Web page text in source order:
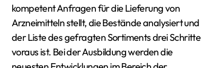
kompetent Anfragen für die Lieferung von
Arzneimitteln stellt, die Bestände analysiert und
der Liste des gefragten Sortiments drei Schritte
voraus ist. Bei der Ausbildung werden die